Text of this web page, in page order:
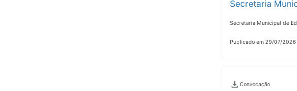
Secretaria
Secretaria Municipal de
Publicado em 29/07/2026
Convocação